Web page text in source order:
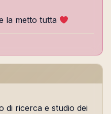
la metto tutta
di ricerca e studio dei